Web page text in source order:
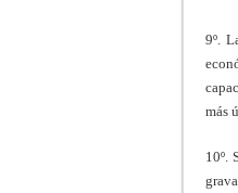
9º.
más
10º.